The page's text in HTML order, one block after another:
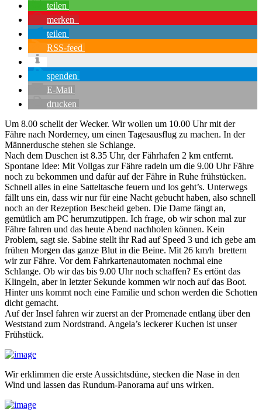
teilen
merken
teilen
RSS-feed
spenden
E-Mail
drucken
Um 8.00 schellt der Wecker. Wir wollen um 10.00 Uhr mit der
Fähre nach Norderney, um einen Tagesausflug zu machen. In der
Männerdusche stehen sie Schlange.
Nach dem Duschen ist 8.35 Uhr, der Fährhafen 2 km entfernt.
Spontane Idee: Mit Vollgas zur Fähre radeln um die 9.00 Uhr Fähre
noch zu bekommen und dafür auf der Fähre in Ruhe frühstücken.
Schnell alles in eine Satteltasche feuern und los geht’s. Unterwegs
fällt uns ein, dass wir nur für eine Nacht gebucht haben, also schnell
noch an der Rezeption Bescheid geben. Die Dame fängt an,
gemütlich am PC herumzutippen. Ich frage, ob wir schon mal zur
Fähre fahren und das heute Abend nachholen können. Kein
Problem, sagt sie. Sabine stellt ihr Rad auf Speed 3 und ich gebe am
frühen Morgen das ganze Blut in die Beine. Mit 26 km/h brettern
wir zur Fähre. Vor dem Fahrkartenautomaten nochmal eine
Schlange. Ob wir das bis 9.00 Uhr noch schaffen? Es ertönt das
Klingeln, aber in letzter Sekunde kommen wir noch auf das Boot.
Hinter uns kommt noch eine Familie und schon werden die Schotten
dicht gemacht.
Auf der Insel fahren wir zuerst an der Promenade entlang über den
Weststand zum Nordstrand. Angela’s leckerer Kuchen ist unser
Frühstück.
Wir erklimmen die erste Aussichtsdüne, stecken die Nase in den
Wind und lassen das Rundum-Panorama auf uns wirken.